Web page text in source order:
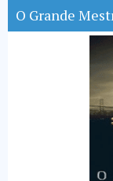
O Grande